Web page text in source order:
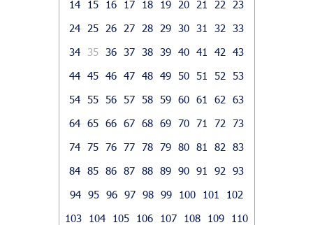
14
15 16 17 18 19 20 21 22
23
24
25 26 27 28 29 30 31 32
33
34
35 36 37 38 39 40 41 42
43
44 45 46 47 48 49 50 51 52
53
54 55 56 57 58 59 60 61 62
63
64 65 66 67 68 69 70 71 72
73
74 75 76 77 78 79 80 81 82
83
84 85 86 87 88 89 90 91 92
93
94 95 96 97 98 99 100 101
102
103
104 105 106 107 108 109
110